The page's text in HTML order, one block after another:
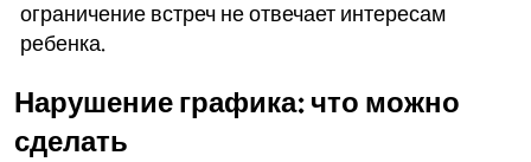
ограничение встреч не отвечает интересам
ребенка.
Нарушение графика: что можно
сделать